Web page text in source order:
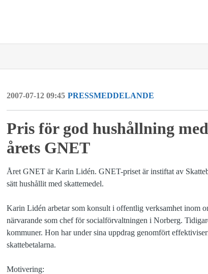
2007-07-12 09:45 PRESSMEDDELANDE
Pris för god hushållning
årets GNET
Året GNET är Karin Lidén. GNET-priset är instiftat av
sätt hushållit med skattemedel.
Karin Lidén arbetar som konsult i offentlig verksamhet inom
närvarande som chef för socialförvaltningen i Norberg.
kommuner. Hon har under sina uppdrag genomfört
skattebetalarna.
Motivering: